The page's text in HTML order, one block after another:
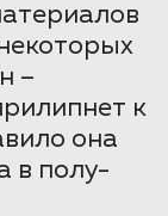
–
к
она
в полу-